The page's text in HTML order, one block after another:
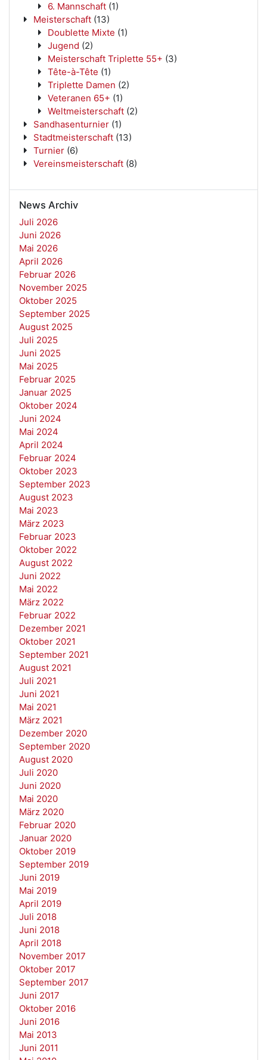
6. Mannschaft (1)
Meisterschaft (13)
Doublette Mixte (1)
Jugend (2)
Meisterschaft Triplette 55+ (3)
Tête-à-Tête (1)
Triplette Damen (2)
Veteranen 65+ (1)
Weltmeisterschaft (2)
Sandhasenturnier (1)
Stadtmeisterschaft (13)
Turnier (6)
Vereinsmeisterschaft (8)
News Archiv
Juli 2026
Juni 2026
Mai 2026
April 2026
Februar 2026
November 2025
Oktober 2025
September 2025
August 2025
Juli 2025
Juni 2025
Mai 2025
Februar 2025
Januar 2025
Oktober 2024
Juni 2024
Mai 2024
April 2024
Februar 2024
Oktober 2023
September 2023
August 2023
Mai 2023
März 2023
Februar 2023
Oktober 2022
August 2022
Juni 2022
Mai 2022
März 2022
Februar 2022
Dezember 2021
Oktober 2021
September 2021
August 2021
Juli 2021
Juni 2021
Mai 2021
März 2021
Dezember 2020
September 2020
August 2020
Juli 2020
Juni 2020
Mai 2020
März 2020
Februar 2020
Januar 2020
Oktober 2019
September 2019
Juni 2019
Mai 2019
April 2019
Juli 2018
Juni 2018
April 2018
November 2017
Oktober 2017
September 2017
Juni 2017
Oktober 2016
Juni 2016
Mai 2013
Juni 2011